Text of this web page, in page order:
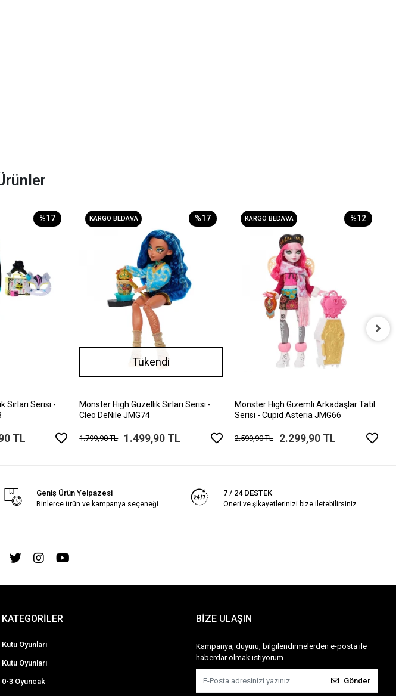
%17
Sırları Serisi -
TL
KARGO BEDAVA %17
Tükendi
Monster High Güzellik Sırları Serisi -
Cleo DeNile JMG74
1.799,90 TL 1.499,90 TL
KARGO BEDAVA %12
Monster High Gizemli Arkadaşlar Tatil
Serisi - Cupid Asteria JMG66
2.599,90 TL 2.299,90 TL
Geniş Ürün Yelpazesi
Binlerce ürün ve kampanya seçeneği
7 / 24 DESTEK
Öneri ve şikayetlerinizi bize iletebilirsiniz.
KATEGORİLER
Kutu Oyunları
Kutu Oyunları
0-3 Oyuncak
BİZE ULAŞIN
Kampanya, duyuru, bilgilendirmelerden e-posta ile
haberdar olmak istiyorum.
Gönder